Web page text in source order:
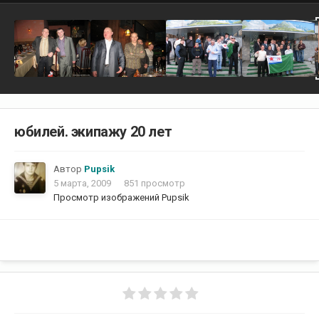
юбилей. экипажу 20 лет
Автор Pupsik
5 марта, 2009
851 просмотр
Просмотр изображений Pupsik